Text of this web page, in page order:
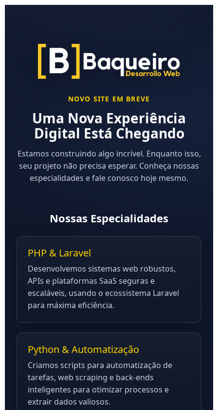
NOVO SITE EM BREVE
Uma Nova Experiência
Digital Está Chegando
Estamos construindo algo incrível. Enquanto isso,
seu projeto não precisa esperar. Conheça nossas
especialidades e fale conosco hoje mesmo.
Nossas Especialidades
PHP & Laravel
Desenvolvemos sistemas web robustos,
APIs e plataformas SaaS seguras e
escaláveis, usando o ecossistema Laravel
para máxima eficiência.
Python & Automatização
Criamos scripts para automatização de
tarefas, web scraping e back-ends
inteligentes para otimizar processos e
extrair dados valiosos.